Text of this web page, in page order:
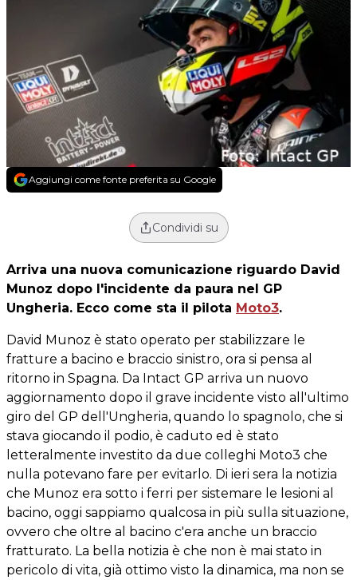
Aggiungi come fonte preferita su Google
Condividi su
Arriva una nuova comunicazione riguardo David
Munoz dopo l'incidente da paura nel GP
Ungheria. Ecco come sta il pilota Moto3.
David Munoz è stato operato per stabilizzare le
fratture a bacino e braccio sinistro, ora si pensa al
ritorno in Spagna. Da Intact GP arriva un nuovo
aggiornamento dopo il grave incidente visto all'ultimo
giro del GP dell'Ungheria, quando lo spagnolo, che si
stava giocando il podio, è caduto ed è stato
letteralmente investito da due colleghi Moto3 che
nulla potevano fare per evitarlo. Di ieri sera la notizia
che Munoz era sotto i ferri per sistemare le lesioni al
bacino, oggi sappiamo qualcosa in più sulla situazione,
ovvero che oltre al bacino c'era anche un braccio
fratturato. La bella notizia è che non è mai stato in
pericolo di vita, già ottimo visto la dinamica, ma non se